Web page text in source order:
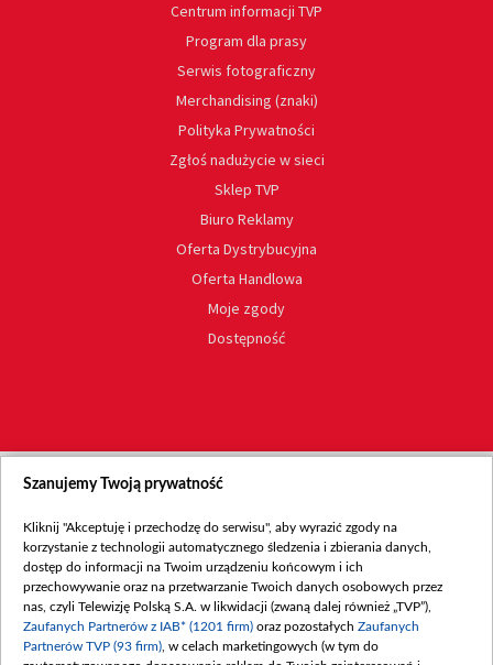
Centrum informacji TVP
Program dla prasy
Serwis fotograficzny
Merchandising (znaki)
Polityka Prywatności
Zgłoś nadużycie w sieci
Sklep TVP
Biuro Reklamy
Oferta Dystrybucyjna
Oferta Handlowa
Moje zgody
Dostępność
Szanujemy Twoją prywatność
Kliknij "Akceptuję i przechodzę do serwisu", aby wyrazić zgody na
korzystanie z technologii automatycznego śledzenia i zbierania danych,
dostęp do informacji na Twoim urządzeniu końcowym i ich
przechowywanie oraz na przetwarzanie Twoich danych osobowych przez
nas, czyli Telewizję Polską S.A. w likwidacji (zwaną dalej również „TVP”),
Zaufanych Partnerów z IAB* (1201 firm) oraz pozostałych Zaufanych
Partnerów TVP (93 firm) , w celach marketingowych (w tym do